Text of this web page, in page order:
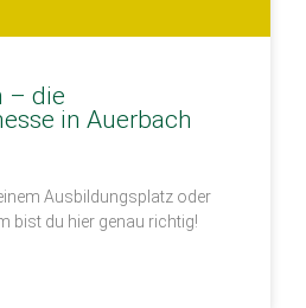
– die
in Auerbach
Ausbildungsplatz oder
bist du hier genau richtig!